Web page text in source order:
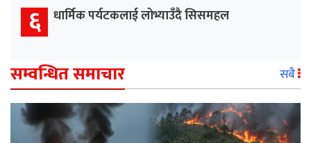
६ धार्मिक पर्यटकलाई लोभ्याउँदै सिसमहल
सम्वन्धित समाचार सबै